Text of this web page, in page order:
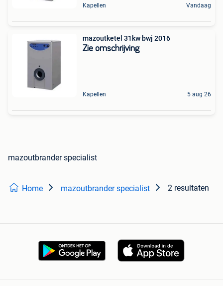
Kapellen Vandaag
mazoutketel 31kw bwj 2016
Zie omschrijving
Kapellen 5 aug 26
mazoutbrander specialist
Home mazoutbrander specialist 2 resultaten